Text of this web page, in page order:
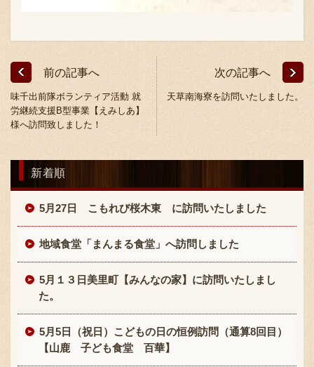
〒869-1107 熊本県菊池郡菊陽町辛川448
FAX
前の記事へ
味千出前隊ボランティア活動 就
労継続支援B型事業【えみしあ】
様へ訪問致しました！
次の記事へ
天草南海寮を訪問いたしました。
新着順
5月27日 こもれび桜木東 に訪問いたしました
地域食堂「まんまる食堂」へ訪問しました
5月１３日美里町【みんなの家】に訪問いたしまし
た。
5月5日（祝日）こどもの日の恒例訪問（通算8回目）
【山鹿 子ども食堂 百華】